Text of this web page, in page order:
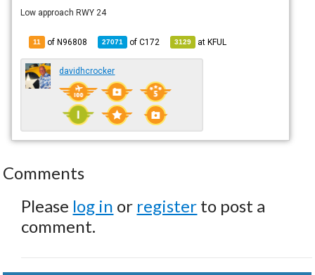
Low approach RWY 24
11 of N96808 27071 ofC172 3129 atKFUL
davidhcrocker
Comments
Please log in or register to post a
comment.